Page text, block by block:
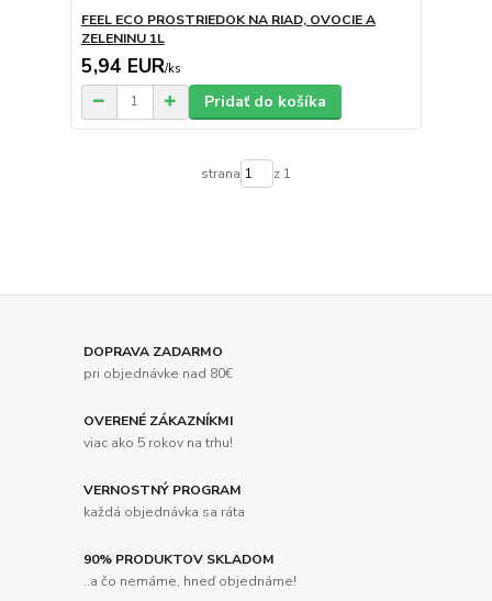
FEEL ECO PROSTRIEDOK NA RIAD, OVOCIE A
ZELENINU 1L
5,94 EUR/ks
Pridať do košíka
strana z 1
DOPRAVA ZADARMO
pri objednávke nad 80€
OVERENÉ ZÁKAZNÍKMI
viac ako 5 rokov na trhu!
VERNOSTNÝ PROGRAM
každá objednávka sa ráta
90% PRODUKTOV SKLADOM
..a čo nemáme, hneď objednáme!